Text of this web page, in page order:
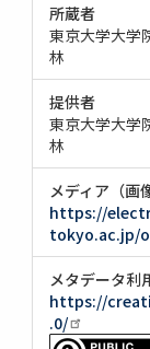
所蔵者
東京大学大学
林
提供者
東京大学大学
林
メディア（画
https://
tokyo.ac.jp/
メタデータ利
https://
.0/